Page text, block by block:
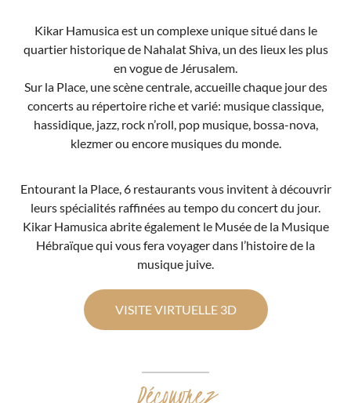
Kikar Hamusica est un complexe unique situé dans le
quartier historique de Nahalat Shiva, un des lieux les plus
en vogue de Jérusalem.
Sur la Place, une scène centrale, accueille chaque jour des
concerts au répertoire riche et varié: musique classique,
hassidique, jazz, rock n’roll, pop musique, bossa-nova,
klezmer ou encore musiques du monde.
Entourant la Place, 6 restaurants vous invitent à découvrir
leurs spécialités raffinées au tempo du concert du jour.
Kikar Hamusica abrite également le Musée de la Musique
Hébraïque qui vous fera voyager dans l’histoire de la
musique juive.
VISITE VIRTUELLE 3D